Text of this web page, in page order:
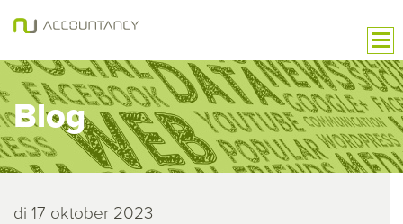
Blog
di 17 oktober 2023